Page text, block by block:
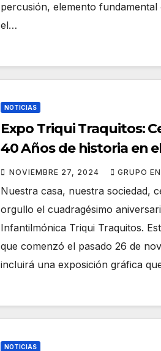
percusión, elemento fundamental
el…
NOTICIAS
Expo Triqui Traquitos:
40 Años de historia en
chicharrero
NOVIEMBRE 27, 2024 GRUPO
Nuestra casa, nuestra sociedad,
orgullo el cuadragésimo
Infantilmónica Triqui Traquitos.
que comenzó el pasado 26 de
incluirá una exposición gráfica
NOTICIAS